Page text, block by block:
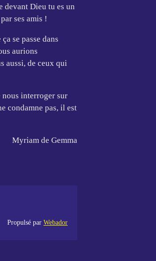
devant Dieu tu es un
ses amis !
se passe dans
aurions
aussi, de ceux qui
nous interroger sur
condamne pas, il est
Myriam de Gemma
Propulsé parWebador